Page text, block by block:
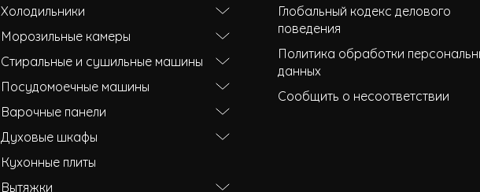
Холодильники
Морозильные камеры
Стиральные и сушильные машины
Посудомоечные машины
Варочные панели
Духовые шкафы
Кухонные плиты
Вытяжки
Глобальный кодекс делового
поведения
Политика обработки
данных
Сообщить о несоответствии